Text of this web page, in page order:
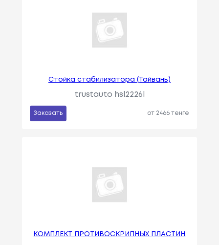
Стойка стабилизатора (Тайвань)
trustauto hsl2226l
Заказать от 2466 тенге
КОМПЛЕКТ ПРОТИВОСКРИПНЫХ ПЛАСТИН